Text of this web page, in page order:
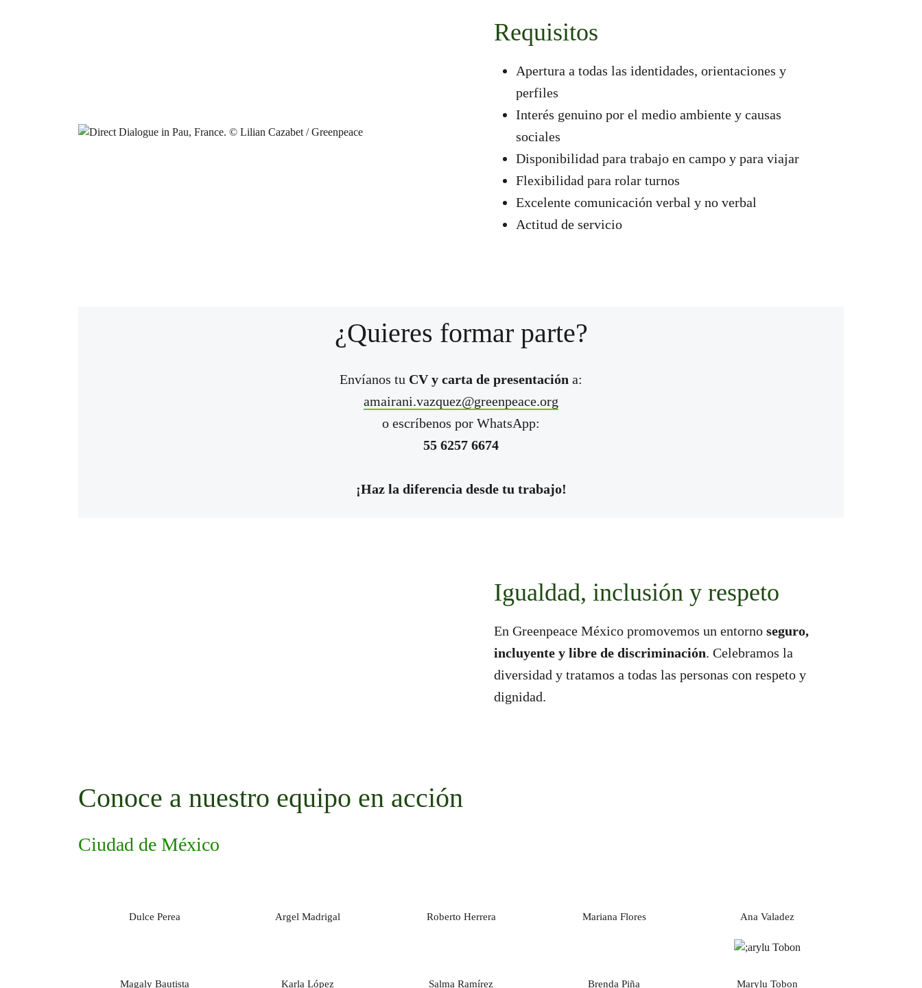
Requisitos
Apertura a todas las identidades, orientaciones y
perfiles
Interés genuino por el medio ambiente y causas
sociales
Disponibilidad para trabajo en campo y para viajar
Flexibilidad para rolar turnos
Excelente comunicación verbal y no verbal
Actitud de servicio
¿Quieres formar parte?
Envíanos tu CV y carta de presentación a:
amairani.vazquez@greenpeace.org
o escríbenos por WhatsApp:
55 6257 6674
¡Haz la diferencia desde tu trabajo!
Igualdad, inclusión y respeto
En Greenpeace México promovemos un entorno seguro,
incluyente y libre de discriminación. Celebramos la
diversidad y tratamos a todas las personas con respeto y
dignidad.
Conoce a nuestro equipo en acción
Ciudad de México
Dulce Perea Argel Madrigal Roberto Herrera Mariana Flores Ana Valadez
Magaly Bautista Karla López Salma Ramírez Brenda Piña Marylu Tobon